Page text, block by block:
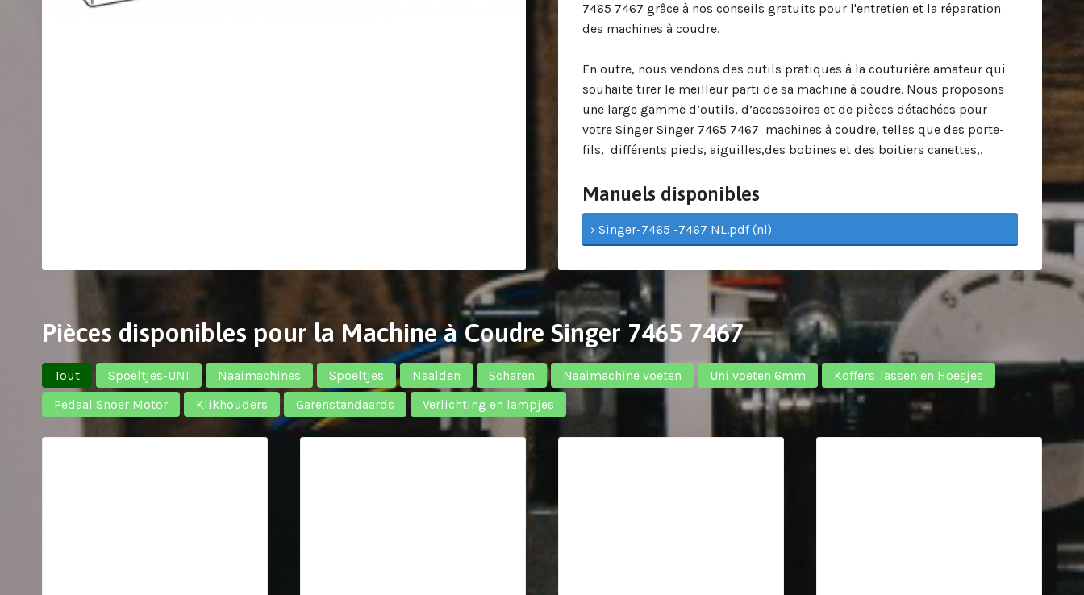
7465 7467 grâce à nos conseils gratuits pour l'entretien et la réparation
des machines à coudre.
En outre, nous vendons des outils pratiques à la couturière amateur qui
souhaite tirer le meilleur parti de sa machine à coudre. Nous proposons
une large gamme d’outils, d’accessoires et de pièces détachées pour
votre Singer Singer 7465 7467 machines à coudre, telles que des porte-
fils, différents pieds, aiguilles,des bobines et des boitiers canettes,.
Manuels disponibles
› Singer-7465 -7467 NL.pdf (nl)
Pièces disponibles pour la Machine à Coudre Singer 7465 7467
Tout Spoeltjes-UNI Naaimachines Spoeltjes Naalden Scharen Naaimachine voeten Uni voeten 6mm
Koffers Tassen en Hoesjes
Pedaal Snoer Motor
Klikhouders Garenstandaards Verlichting en lampjes